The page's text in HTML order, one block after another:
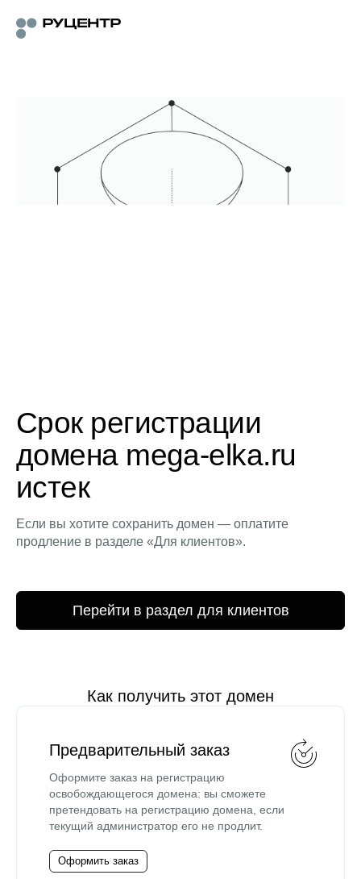
Срок регистрации
домена mega-elka.ru
истек
Если вы хотите сохранить домен — оплатите
продление в разделе «Для клиентов».
Перейти в раздел для клиентов
Как получить этот домен
Предварительный заказ
Оформите заказ на регистрацию
освобождающегося домена: вы сможете
претендовать на регистрацию домена, если
текущий администратор его не продлит.
Оформить заказ